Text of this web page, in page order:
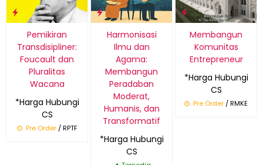
Pemikiran
Transdisipliner:
Foucault dan
Pluralitas
Wacana
*Harga Hubungi
CS
Pre Order/ RPTF
Harmonisasi
Ilmu dan
Agama:
Membangun
Peradaban
Moderat,
Humanis, dan
Transformatif
*Harga Hubungi
CS
Membangun
Komunitas
Entrepreneur
*Harga Hubungi
CS
Pre Order / RMKE